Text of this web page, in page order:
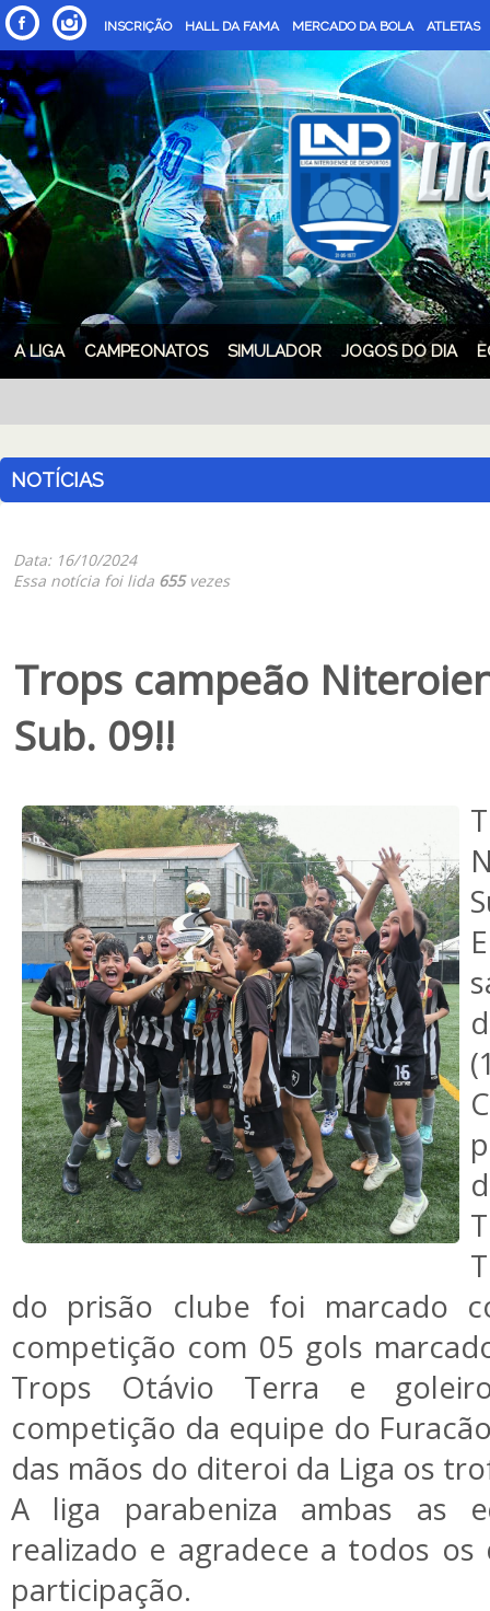
INSCRIÇÃO HALL DA FAMA MERCADO DA BOLA ATLETAS
A LIGA CAMPEONATOS SIMULADOR JOGOS DO DIA
NOTÍCIAS
Data: 16/10/2024
Essa notícia foi lida 655vezes
Trops campeão
Sub. 09!!
do prisão clube foi marcado
competição com 05 gols
Trops Otávio Terra e
competição da equipe do
das mãos do diteroi da Liga os
A liga parabeniza ambas as
realizado e agradece a todos
participação.